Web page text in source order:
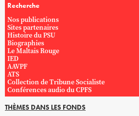
Recherche
Nos publications
Sites partenaires
Histoire du PSU
Biographies
Le Maltais Rouge
IED
AAVPF
ATS
Collection de Tribune Socialiste
Conférences audio du CPFS
THÈMES DANS LES FONDS